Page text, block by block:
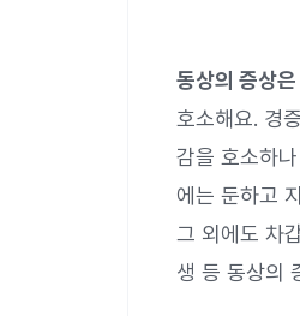
동상의 증상
호소해요. 경
감을 호소하
에는 둔하고
그 외에도 차
생 등 동상의